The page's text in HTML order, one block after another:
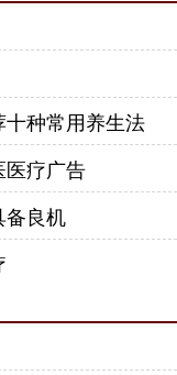
十种常用养生法
医疗广告
备良机